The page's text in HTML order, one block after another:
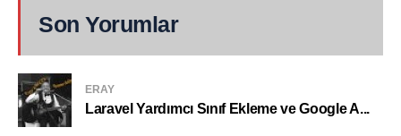
Son Yorumlar
ERAY
Laravel Yardımcı Sınıf Ekleme ve Google A...